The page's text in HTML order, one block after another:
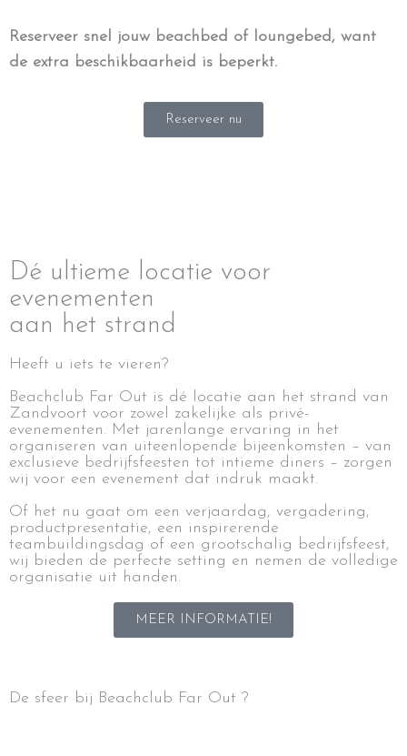
Reserveer snel jouw beachbed of loungebed, want
de extra beschikbaarheid is beperkt.
Reserveer nu
Dé ultieme locatie voor
evenementen
aan het strand
Heeft u iets te vieren?
Beachclub Far Out is dé locatie aan het strand van
Zandvoort voor zowel zakelijke als privé-
evenementen. Met jarenlange ervaring in het
organiseren van uiteenlopende bijeenkomsten – van
exclusieve bedrijfsfeesten tot intieme diners – zorgen
wij voor een evenement dat indruk maakt.
Of het nu gaat om een verjaardag, vergadering,
productpresentatie, een inspirerende
teambuildingsdag of een grootschalig bedrijfsfeest,
wij bieden de perfecte setting en nemen de volledige
organisatie uit handen.
MEER INFORMATIE!
De sfeer bij Beachclub Far Out ?